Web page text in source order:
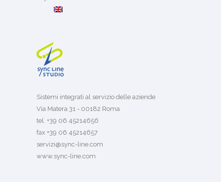
Sistemi integrati al servizio delle aziende
Via Matera 31 - 00182 Roma
tel. +39 06 45214656
fax +39 06 45214657
servizi@sync-line.com
www.sync-line.com